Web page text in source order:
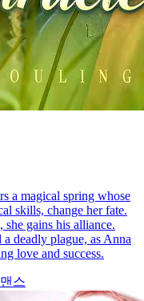
a magical spring whose
skills, change her fate.
gains his alliance.
deadly plague, as Anna
love and success.
스